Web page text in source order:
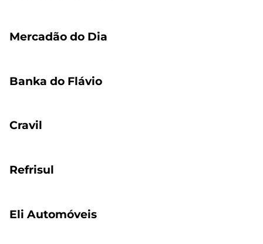
Mercadão do Dia
Banka do Flávio
Cravil
Refrisul
Eli Automóveis